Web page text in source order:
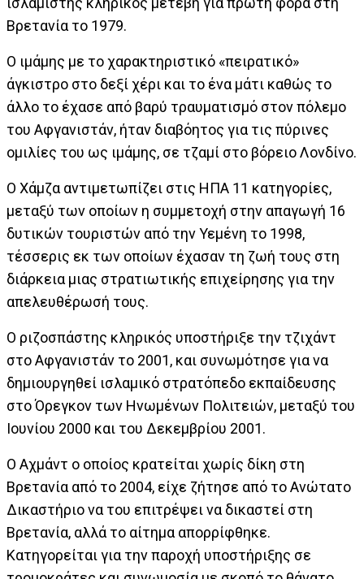
Βρετανία το 1979.
Ο ιμάμης με το χαρακτηριστικό «πειρατικό»
άγκιστρο στο δεξί χέρι και το ένα μάτι καθώς το
άλλο το έχασε από βαρύ τραυματισμό στον πόλεμο
του Αφγανιστάν, ήταν διαβόητος για τις πύρινες
ομιλίες του ως ιμάμης, σε τζαμί στο βόρειο Λονδίνο.
Ο Χάμζα αντιμετωπίζει στις ΗΠΑ 11 κατηγορίες,
μεταξύ των οποίων η συμμετοχή στην απαγωγή 16
δυτικών τουριστών από την Υεμένη το 1998,
τέσσερις εκ των οποίων έχασαν τη ζωή τους στη
διάρκεια μιας στρατιωτικής επιχείρησης για την
απελευθέρωσή τους.
Ο ριζοσπάστης κληρικός υποστήριξε την τζιχάντ
στο Αφγανιστάν το 2001, και συνωμότησε για να
δημιουργηθεί ισλαμικό στρατόπεδο εκπαίδευσης
στο Όρεγκον των Ηνωμένων Πολιτειών, μεταξύ του
Ιουνίου 2000 και του Δεκεμβρίου 2001.
Ο Αχμάντ ο οποίος κρατείται χωρίς δίκη στη
Βρετανία από το 2004, είχε ζήτησε από το Ανώτατο
Δικαστήριο να του επιτρέψει να δικαστεί στη
Βρετανία, αλλά το αίτημα απορρίφθηκε.
Κατηγορείται για την παροχή υποστήριξης σε